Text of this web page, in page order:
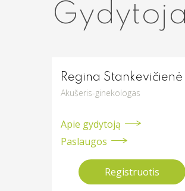
Regina Stankevičienė
Akušeris-ginekologas
Apie gydytoją
Paslaugos
Registruotis